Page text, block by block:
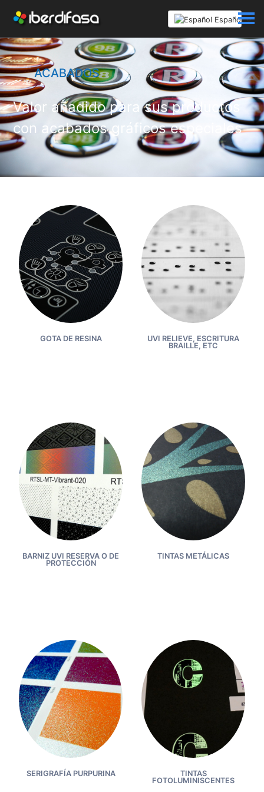
Español
ACABADOS
Valor añadido para sus productos
con acabados gráficos especiales
GOTA DE RESINA
UVI RELIEVE, ESCRITURA
BRAILLE, ETC
BARNIZ UVI RESERVA O DE
PROTECCIÓN
TINTAS METÁLICAS
SERIGRAFÍA PURPURINA
TINTAS
FOTOLUMINISCENTES